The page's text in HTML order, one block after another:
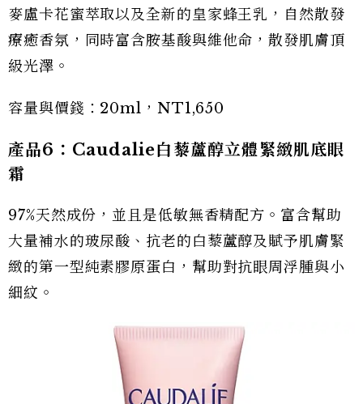
麥盧卡花蜜萃取以及全新的皇家蜂王乳，自然散發
療癒香氛，同時富含胺基酸與維他命，散發肌膚頂
級光澤。
容量與價錢：20ml，NT1,650
產品6：Caudalie白藜蘆醇立體緊緻肌底眼
霜
97%天然成份，並且是低敏無香精配方。富含幫助
大量補水的玻尿酸、抗老的白藜蘆醇及賦予肌膚緊
緻的第一型純素膠原蛋白，幫助對抗眼周浮腫與小
細紋。